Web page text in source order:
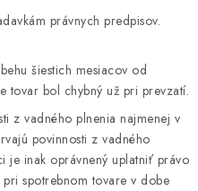
právnych predpisov.
šiestich mesiacov od
tovar bol chybný už pri prevzatí.
z vadného plnenia najmenej v
povinnosti z vadného
je inak oprávnený uplatniť právo
pri spotrebnom tovare v dobe